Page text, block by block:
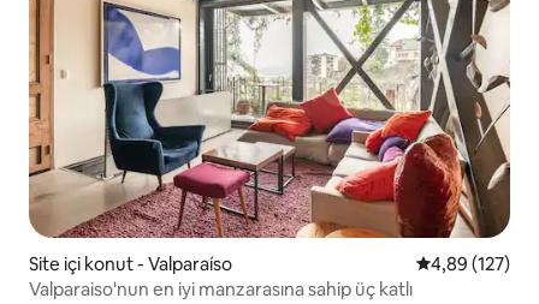
Site içi konut - Valparaíso 5 üzerinden
4,89 (127)
Valparaiso'nun en iyi manzarasına sahip üç katlı